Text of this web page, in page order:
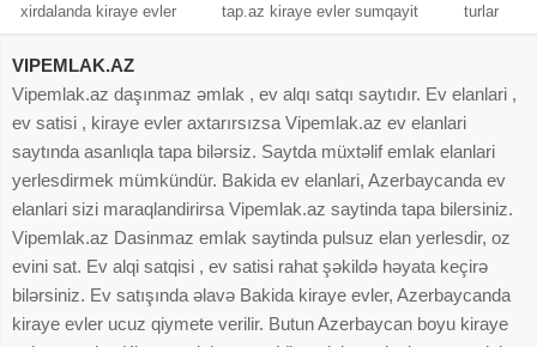
xirdalanda kiraye evler tap.az kiraye evler sumqayit turlar
VIPEMLAK.AZ
Vipemlak.az daşınmaz əmlak , ev alqı satqı saytıdır. Ev elanlari ,
ev satisi , kiraye evler axtarırsızsa Vipemlak.az ev elanlari
saytında asanlıqla tapa bilərsiz. Saytda müxtəlif emlak elanlari
yerlesdirmek mümkündür. Bakida ev elanlari, Azerbaycanda ev
elanlari sizi maraqlandirirsa Vipemlak.az saytinda tapa bilersiniz.
Vipemlak.az Dasinmaz emlak saytinda pulsuz elan yerlesdir, oz
evini sat. Ev alqi satqisi , ev satisi rahat şəkildə həyata keçirə
bilərsiniz. Ev satışında əlavə Bakida kiraye evler, Azerbaycanda
kiraye evler ucuz qiymete verilir. Butun Azerbaycan boyu kiraye